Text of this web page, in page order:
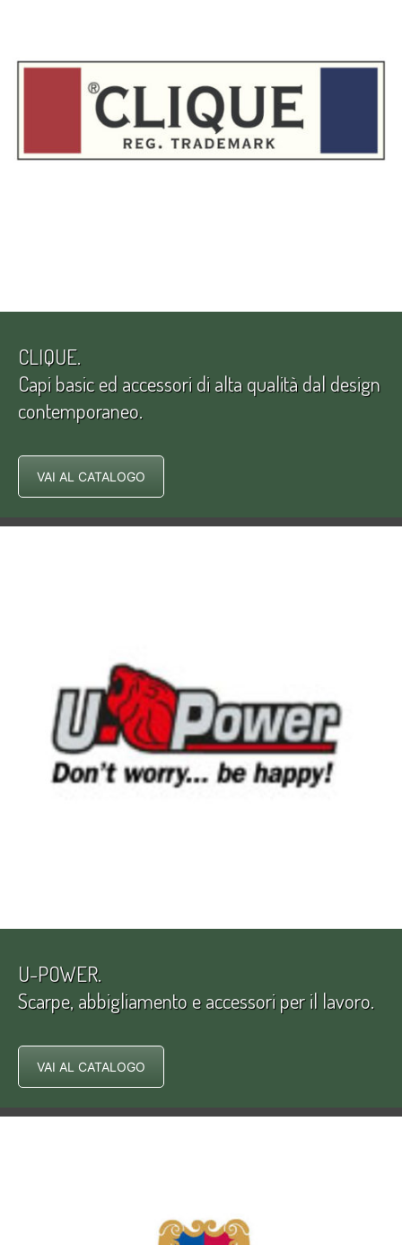
CLIQUE.
Capi basic ed accessori di alta qualità dal design
contemporaneo.
VAI AL CATALOGO
U-POWER.
Scarpe, abbigliamento e accessori per il lavoro.
VAI AL CATALOGO